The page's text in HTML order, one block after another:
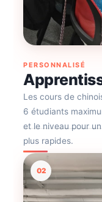
PERSONNALISÉ
Les cours de
6 étudiants
et le niveau pour
plus rapides.
02